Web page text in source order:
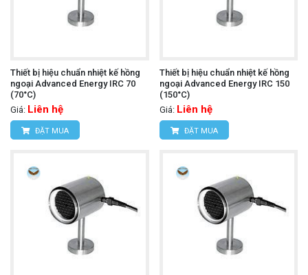
Thiết bị hiệu chuẩn nhiệt kế hồng
ngoại Advanced Energy IRC 70
(70°C)
Giá: Liên hệ
ĐẶT MUA
Thiết bị hiệu chuẩn nhiệt kế hồng
ngoại Advanced Energy IRC 150
(150°C)
Giá: Liên hệ
ĐẶT MUA